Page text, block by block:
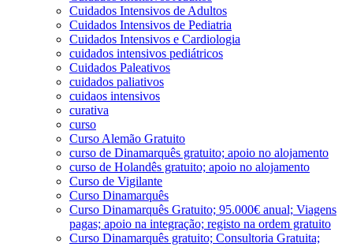
Cuidados Intensivos de Adultos
Cuidados Intensivos de Pediatria
Cuidados Intensivos e Cardiologia
cuidados intensivos pediátricos
Cuidados Paleativos
cuidados paliativos
cuidaos intensivos
curativa
curso
Curso Alemão Gratuito
curso de Dinamarquês gratuito; apoio no alojamento
curso de Holandês gratuito; apoio no alojamento
Curso de Vigilante
Curso Dinamarquês
Curso Dinamarquês Gratuito; 95.000€ anual; Viagens
pagas; apoio na integração; registo na ordem gratuito
Curso Dinamarquês gratuito; Consultoria Gratuita;